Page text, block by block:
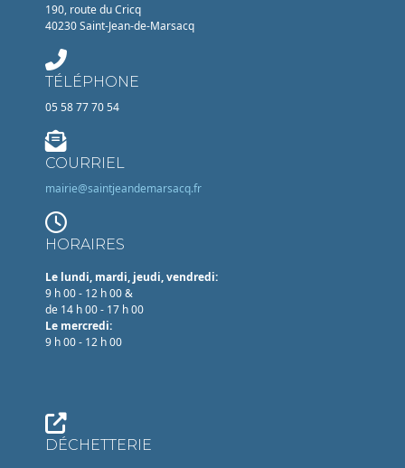
190, route du Cricq
40230 Saint-Jean-de-Marsacq
TÉLÉPHONE
05 58 77 70 54
COURRIEL
mairie@saintjeandemarsacq.fr
HORAIRES
Le lundi, mardi, jeudi, vendredi:
9 h 00 - 12 h 00 &
de 14 h 00 - 17 h 00
Le mercredi:
9 h 00 - 12 h 00
DÉCHETTERIE